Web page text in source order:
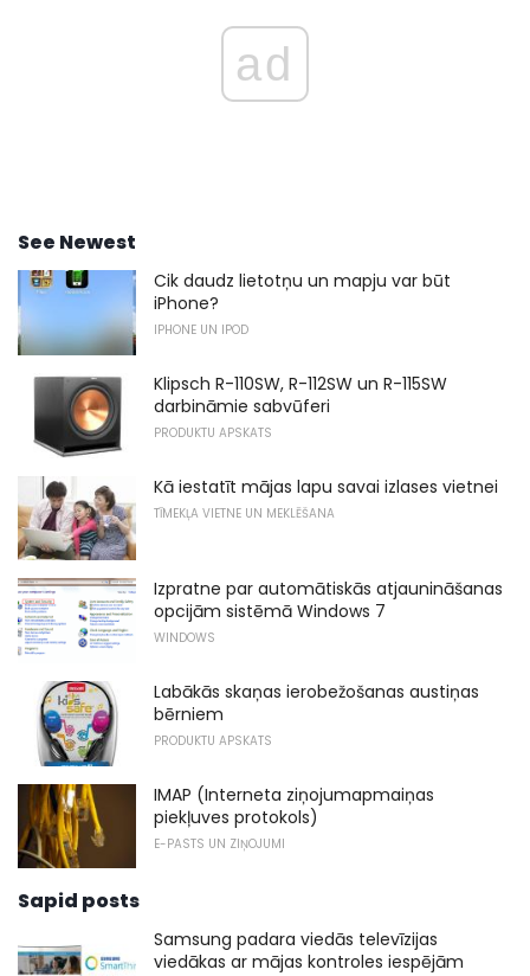
ad
See Newest
Cik daudz lietotņu un mapju var būt
iPhone?
IPHONE UN IPOD
Klipsch R-110SW, R-112SW un R-115SW
darbināmie sabvūferi
PRODUKTU APSKATS
Kā iestatīt mājas lapu savai izlases vietnei
TĪMEKĻA VIETNE UN MEKLĒŠANA
Izpratne par automātiskās atjaunināšanas
opcijām sistēmā Windows 7
WINDOWS
Labākās skaņas ierobežošanas austiņas
bērniem
PRODUKTU APSKATS
IMAP (Interneta ziņojumapmaiņas
piekļuves protokols)
E-PASTS UN ZIŅOJUMI
Sapid posts
Samsung padara viedās televīzijas
viedākas ar mājas kontroles iespējām